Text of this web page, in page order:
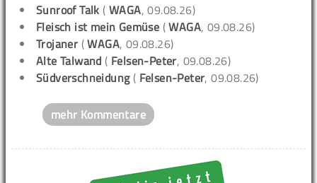
Sunroof Talk (WAGA, 09.08.26)
Fleisch ist mein Gemüse (WAGA, 09.08.26)
Trojaner (WAGA, 09.08.26)
Alte Talwand ( Felsen-Peter, 09.08.26)
Südverschneidung( Felsen-Peter, 09.08.26)
mehr Kommentare